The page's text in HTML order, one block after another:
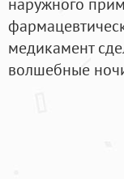
медикамент
волшебные